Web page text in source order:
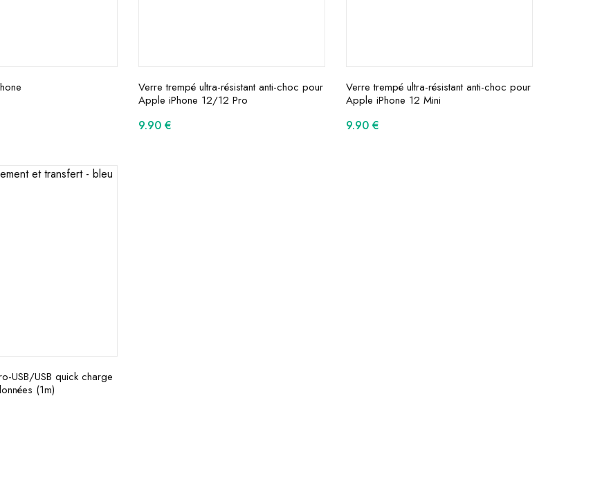
Verre trempé ultra-résistant anti-choc pour
Apple iPhone 12/12 Pro
9.90 €
Verre trempé ultra-résistant anti-choc pour
Apple iPhone 12 Mini
9.90 €
USB/USB quick charge
(1m)